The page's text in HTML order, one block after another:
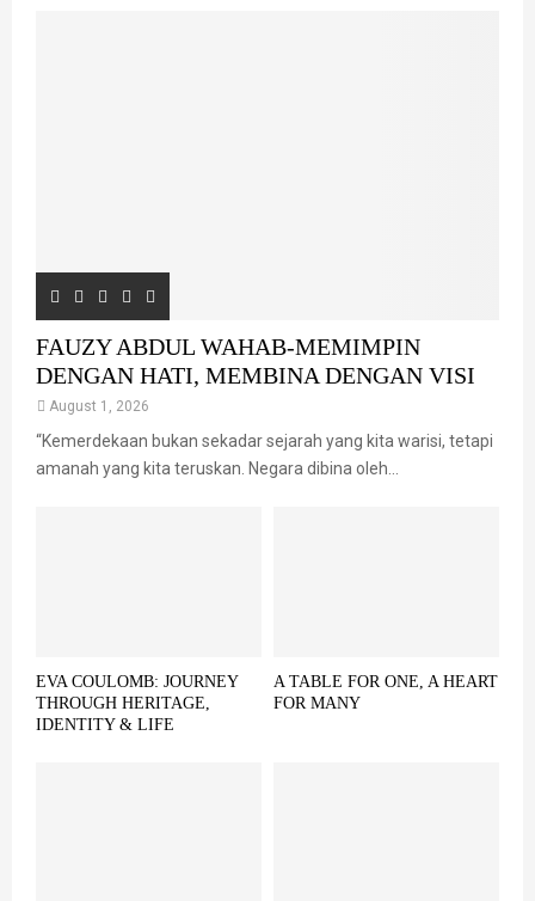
FAUZY ABDUL WAHAB-MEMIMPIN
DENGAN HATI, MEMBINA DENGAN VISI
August 1, 2026
“Kemerdekaan bukan sekadar sejarah yang kita warisi, tetapi
amanah yang kita teruskan. Negara dibina oleh...
EVA COULOMB: JOURNEY
THROUGH HERITAGE,
IDENTITY & LIFE
A TABLE FOR ONE, A HEART
FOR MANY